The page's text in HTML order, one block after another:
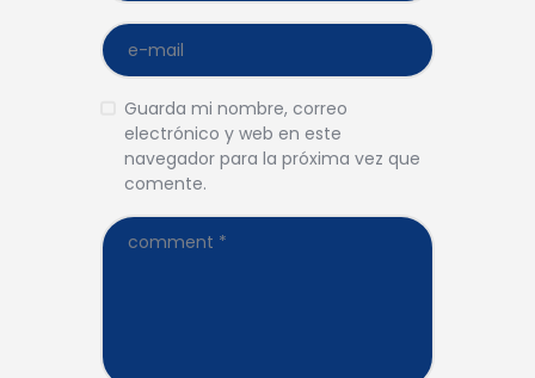
Guarda mi nombre, correo
electrónico y web en este
navegador para la próxima vez que
comente.